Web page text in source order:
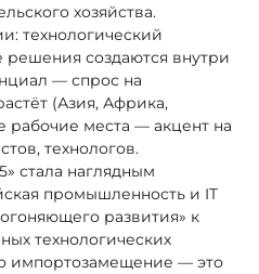
хозяйства.
технологический
создаются внутри
— спрос на
(Азия, Африка,
места — акцент на
технологов.
стала наглядным
промышленность и IT
развития» к
технологических
импортозамещение — это